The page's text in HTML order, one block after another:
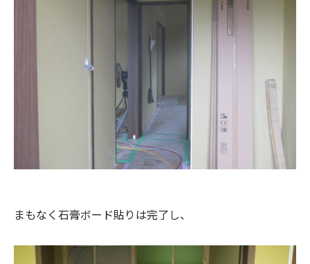
まもなく石膏ボード貼りは完了し、